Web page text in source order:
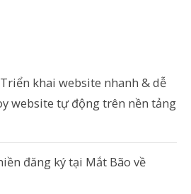
khai website nhanh & dễ
website tự động trên nền tảng
đăng ký tại Mắt Bão về